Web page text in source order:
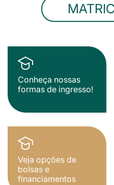
Conheça nossas
formas de ingresso!
Veja opções de
bolsas e
financiamentos